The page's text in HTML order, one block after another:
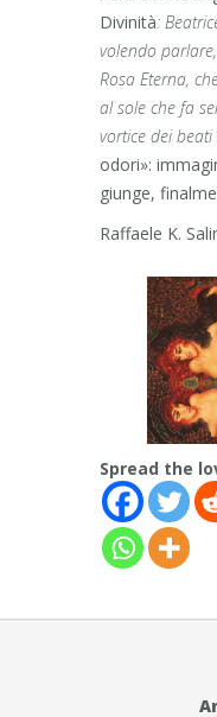
Divinità:
volendo
Rosa Eterna,
al sole che fa
vortice dei
odori»:
giunge,
Raffaele K.
Spread the